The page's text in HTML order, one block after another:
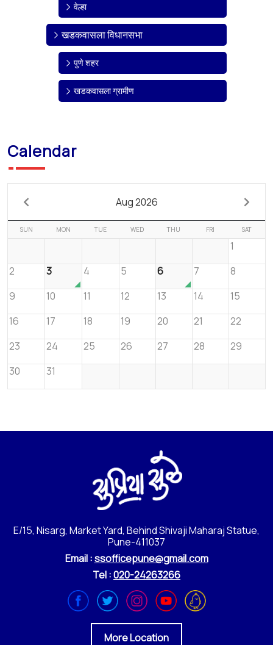
वेल्हा
खडकवासला विधानसभा
पुणे शहर
खडकवासला ग्रामीण
Calendar
Aug 2026
SUN MON TUE WED THU FRI SAT
1
2
3 4 5 6 7
8
9
10 11 12 13 14
15
16
17 18 19 20 21
22
23
24 25 26 27 28
29
30
31
E/15, Nisarg, Market Yard, Behind Shivaji Maharaj Statue,
Pune-411037
Email :ssofficepune@gmail.com
Tel :020-24263266
More Location